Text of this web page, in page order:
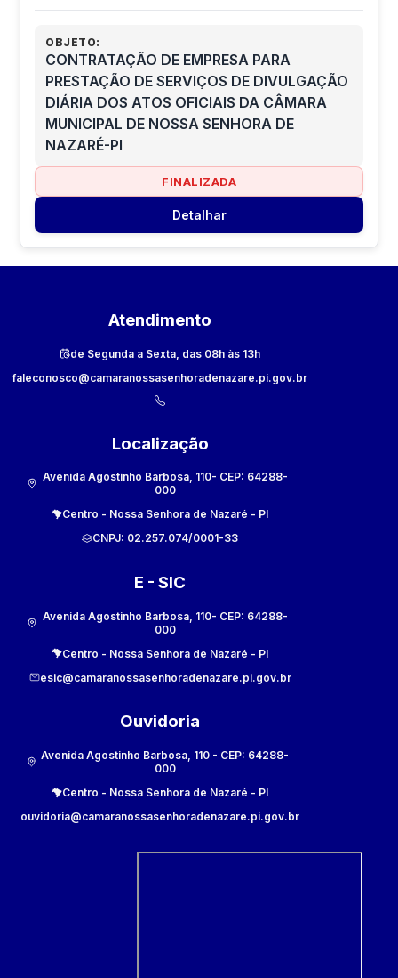
OBJETO:
CONTRATAÇÃO DE EMPRESA PARA
PRESTAÇÃO DE SERVIÇOS DE DIVULGAÇÃO
DIÁRIA DOS ATOS OFICIAIS DA CÂMARA
MUNICIPAL DE NOSSA SENHORA DE
NAZARÉ-PI
FINALIZADA
Detalhar
Atendimento
de Segunda a Sexta, das 08h às 13h
faleconosco@camaranossasenhoradenazare.pi.gov.br
Localização
Avenida Agostinho Barbosa, 110- CEP: 64288-
000
Centro - Nossa Senhora de Nazaré - PI
CNPJ: 02.257.074/0001-33
E - SIC
Avenida Agostinho Barbosa, 110- CEP: 64288-
000
Centro - Nossa Senhora de Nazaré - PI
esic@camaranossasenhoradenazare.pi.gov.br
Ouvidoria
Avenida Agostinho Barbosa, 110 - CEP: 64288-
000
Centro - Nossa Senhora de Nazaré - PI
ouvidoria@camaranossasenhoradenazare.pi.gov.br